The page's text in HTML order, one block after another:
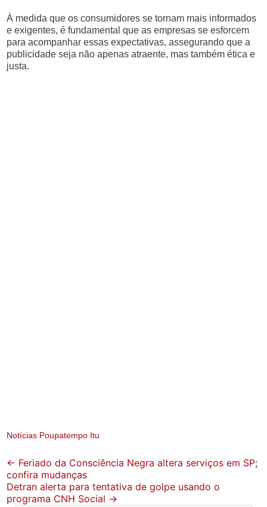
À medida que os consumidores se tornam mais informados
e exigentes, é fundamental que as empresas se esforcem
para acompanhar essas expectativas, assegurando que a
publicidade seja não apenas atraente, mas também ética e
justa.
Notícias Poupatempo Itu
Post
navigation
← Feriado da Consciência Negra altera serviços em SP;
confira mudanças
Detran alerta para tentativa de golpe usando o
programa CNH Social →